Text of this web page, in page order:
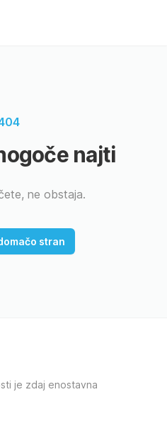
najti
ne obstaja.
stran
je zdaj enostavna